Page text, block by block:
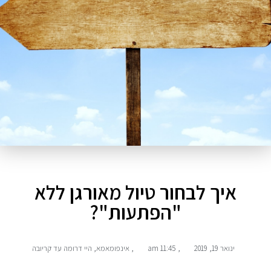
איך לבחור טיול מאורגן ללא
"הפתעות"?
ינואר 19, 2019 ,
, אינפומאמא, היי דרומה עד קריובה